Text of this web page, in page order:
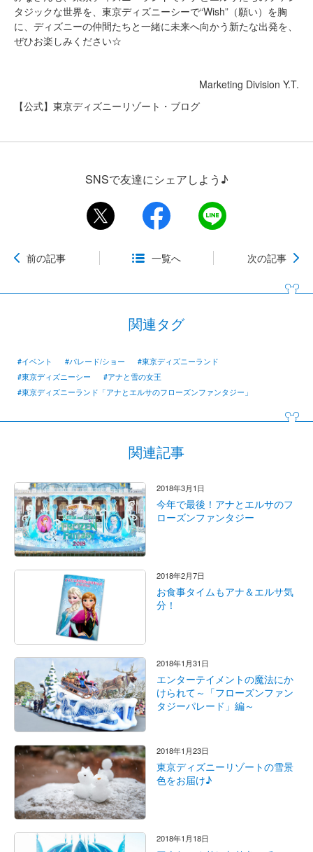
タジックな世界を、東京ディズニーシーで“Wish”（願い）を胸
に、ディズニーの仲間たちと一緒に未来へ向かう新たな出発を、
ぜひお楽しみください☆
Marketing Division Y.T.
【公式】東京ディズニーリゾート・ブログ
SNSで友達にシェアしよう♪
前の記事 一覧へ 次の記事
関連タグ
#イベント #パレード/ショー
#東京ディズニーランド
#東京ディズニーシー
#アナと雪の女王
#東京ディズニーランド「アナとエルサのフローズンファンタジー」
関連記事
2018年3月1日
今年で最後！アナとエルサのフ
ローズンファンタジー
2018年2月7日
お食事タイムもアナ＆エルサ気
分！
2018年1月31日
エンターテイメントの魔法にか
けられて～「フローズンファン
タジーパレード」編～
2018年1月23日
東京ディズニーリゾートの雪景
色をお届け♪
2018年1月18日